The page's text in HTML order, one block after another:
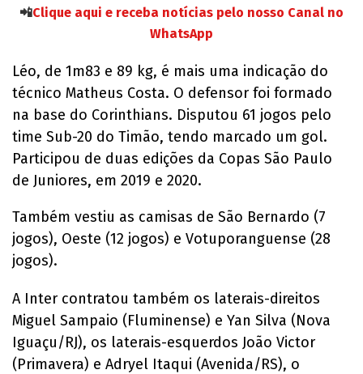
📲Clique aqui e receba notícias pelo nosso Canal no
WhatsApp
Léo, de 1m83 e 89 kg, é mais uma indicação do
técnico Matheus Costa. O defensor foi formado
na base do Corinthians. Disputou 61 jogos pelo
time Sub-20 do Timão, tendo marcado um gol.
Participou de duas edições da Copas São Paulo
de Juniores, em 2019 e 2020.
Também vestiu as camisas de São Bernardo (7
jogos), Oeste (12 jogos) e Votuporanguense (28
jogos).
A Inter contratou também os laterais-direitos
Miguel Sampaio (Fluminense) e Yan Silva (Nova
Iguaçu/RJ), os laterais-esquerdos João Victor
(Primavera) e Adryel Itaqui (Avenida/RS), o